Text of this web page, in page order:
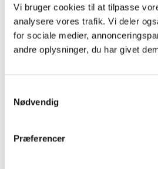
Vi bruger cookies til at tilpasse
analysere vores trafik. Vi deler
for sociale medier,
andre oplysninger, du har givet
Nødvendig
Præferencer
Om milepæle,
– Interview med
SAMFUND